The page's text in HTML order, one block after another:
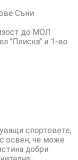
Съни
до МОЛ
"Плиска" и 1-во
спортовете,
освен, че може
добри